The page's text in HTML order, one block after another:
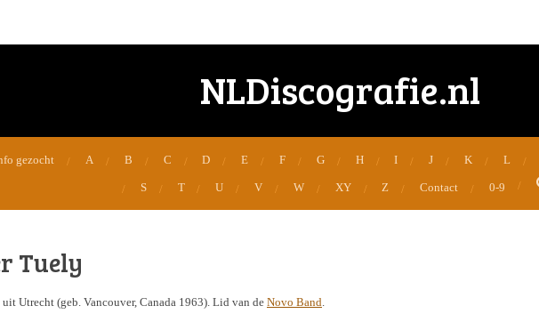
NLDiscografie.nl
gezocht A B C D E F G H I J K L
S T U V W XY Z Contact 0-9
Tuely
uit Utrecht (geb. Vancouver, Canada 1963). Lid van de Novo Band.